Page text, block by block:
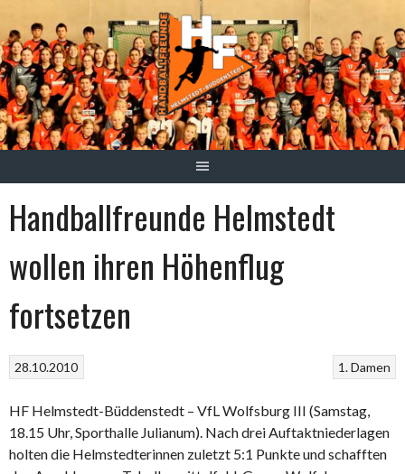
zum
Inhalt
Handballfreunde Helmstedt
wollen ihren Höhenflug
fortsetzen
1. Damen
28.10.2010
HF Helmstedt-Büddenstedt – VfL Wolfsburg III (Samstag,
18.15 Uhr, Sporthalle Julianum). Nach drei Auftaktniederlagen
holten die Helmstedterinnen zuletzt 5:1 Punkte und schafften